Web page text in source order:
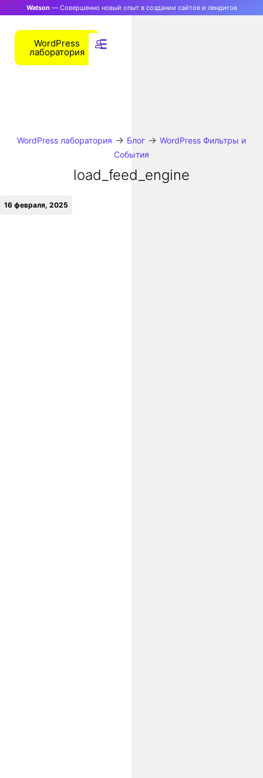
Watson— Совершенно новый опыт в создании сайтов и лендигов
WordPress
лаборатория
WordPress лаборатория → Блог → WordPress Фильтры и
События
load_feed_engine
16 февраля, 2025